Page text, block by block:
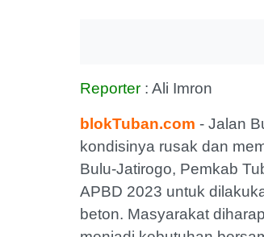
Reporter : Ali Imron
blokTuban.com - Jalan
kondisinya rusak dan
Bulu-Jatirogo, Pemkab
APBD 2023 untuk
beton. Masyarakat